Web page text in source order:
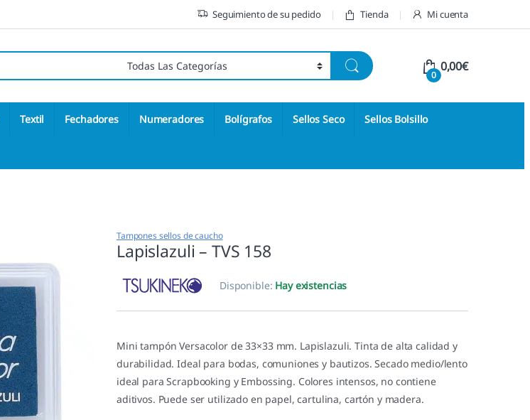
Seguimiento de su pedido Tienda Mi cuenta
0
0,00€
Textil Fechadores Numeradores Bolígrafos Sellos Seco Sellos Bolsillo
Tampones sellos de caucho
Lapislazuli – TVS 158
Disponible: Hay existencias
Mini tampón Versacolor de 33×33 mm. Lapislazuli. Tinta de alta calidad y
durabilidad. Ideal para bodas, comuniones y bautizos. Secado medio/lento
ideal para Scrapbooking y Embossing. Colores intensos, no contiene
aditivos. Puede ser utilizado en papel, cartulina, cartón y madera.